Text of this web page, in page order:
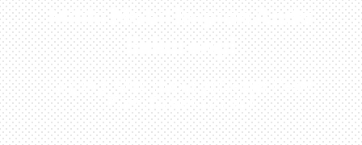
Miliki Mobil Impian Anda
Sekarang!
Kunjungi Atau Hubungi Dealer Resmi
Kami Di Kota Anda!